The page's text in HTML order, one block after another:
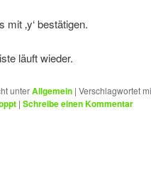
mit ‚y‘ bestätigen.
läuft wieder.
unterAllgemein | Verschlagwortet
| Schreibe einen Kommentar